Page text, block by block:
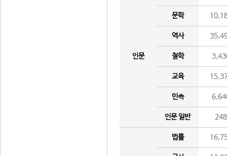
인문
문학
역사
철학
교육
민속
인문 일반 248
법률